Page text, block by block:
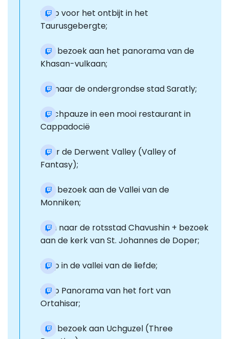
Stop voor het ontbijt in het
Taurusgebergte;
Een bezoek aan het panorama van de
Khasan-vulkaan;
Ga naar de ondergrondse stad Saratly;
Lunchpauze in een mooi restaurant in
Cappadocië
Naar de Derwent Valley (Valley of
Fantasy);
Een bezoek aan de Vallei van de
Monniken;
Dan naar de rotsstad Chavushin + bezoek
aan de kerk van St. Johannes de Doper;
Stop in de vallei van de liefde;
Stop Panorama van het fort van
Ortahisar;
Een bezoek aan Uchguzel (Three